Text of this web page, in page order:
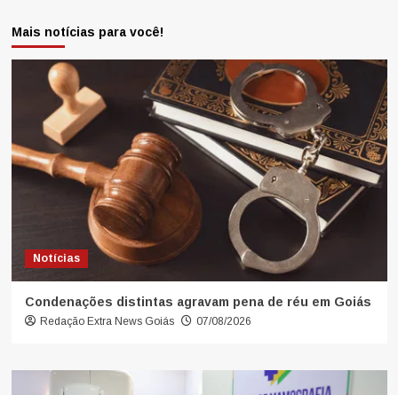
Mais notícias para você!
Notícias
Condenações distintas agravam pena de réu em Goiás
Redação Extra News Goiás 07/08/2026